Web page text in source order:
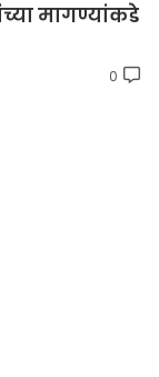
मागण्यांकडे
0